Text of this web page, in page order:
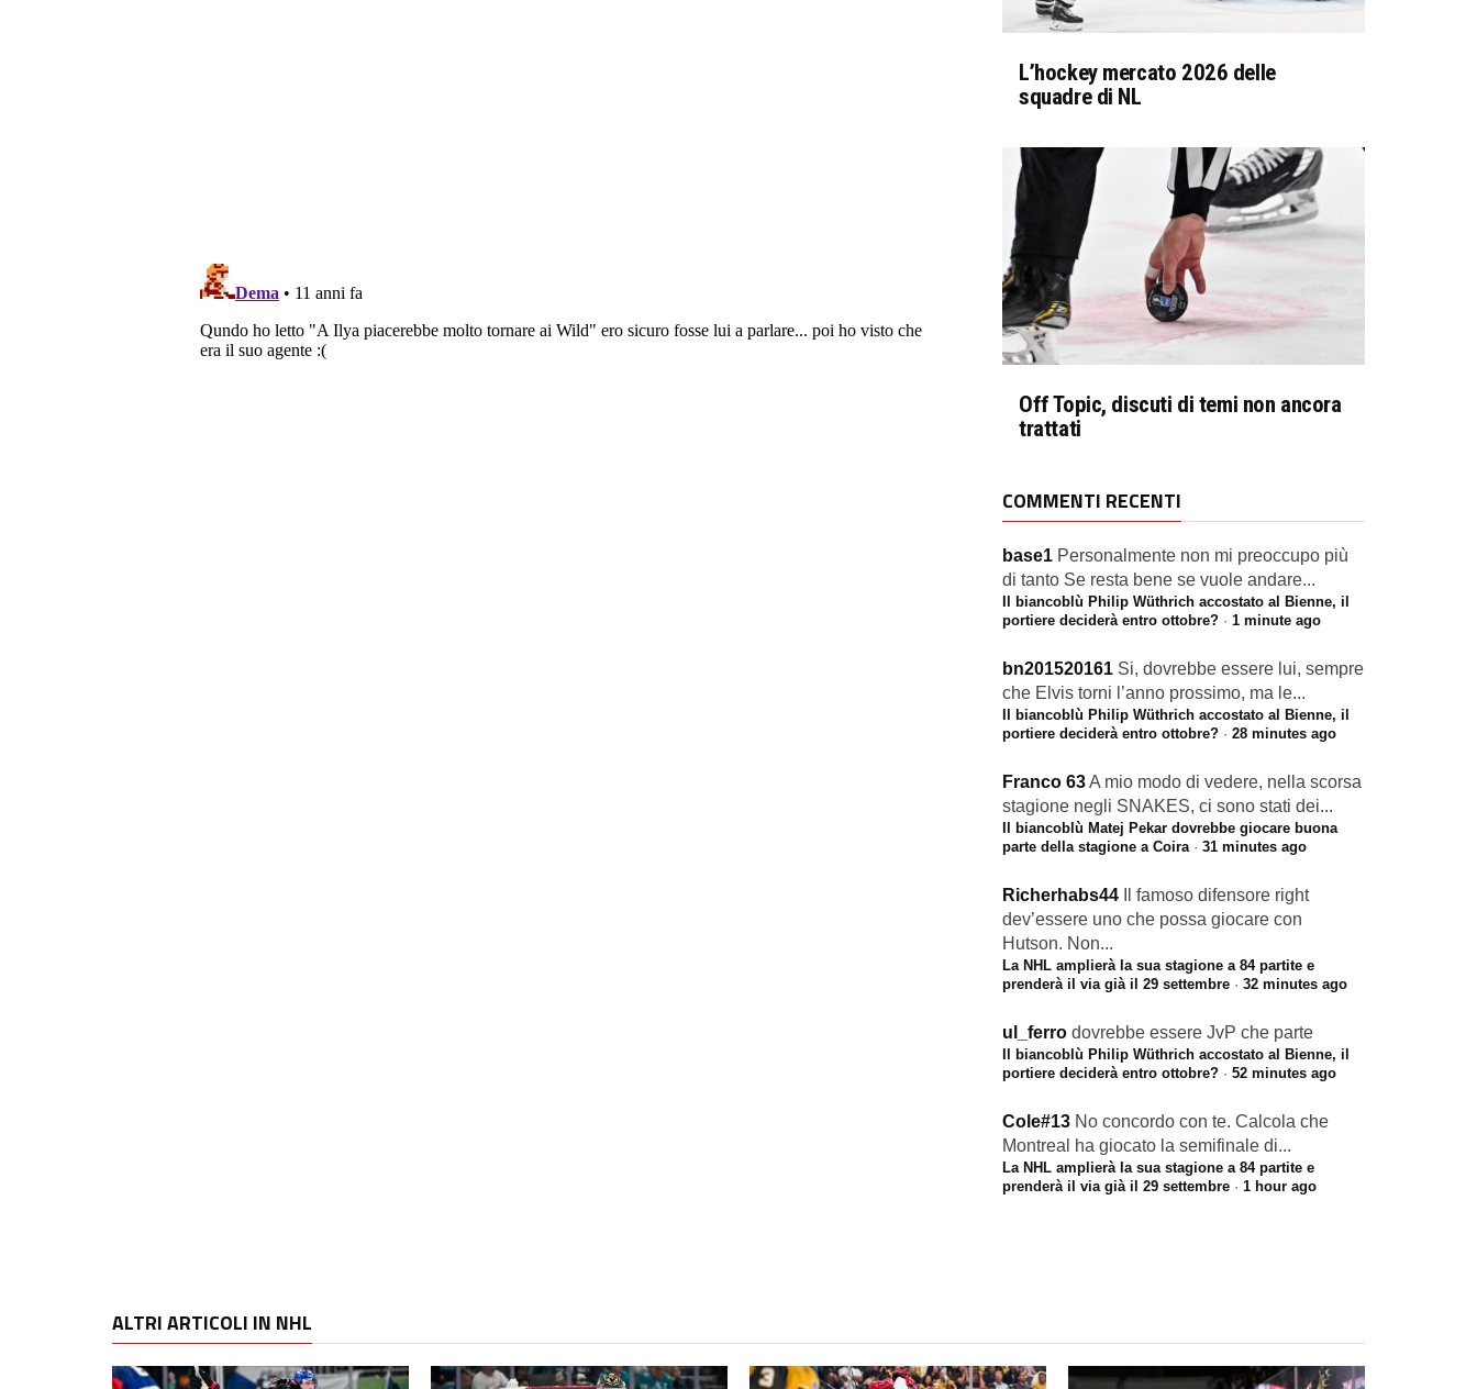
L’hockey mercato 2026 delle
squadre di NL
Off Topic, discuti di temi non ancora
trattati
COMMENTI RECENTI
base1 Personalmente non mi preoccupo più
di tanto Se resta bene se vuole andare...
Il biancoblù Philip Wüthrich accostato al Bienne, il
portiere deciderà entro ottobre? · 1 minute ago
bn201520161 Si, dovrebbe essere lui, sempre
che Elvis torni l’anno prossimo, ma le...
Il biancoblù Philip Wüthrich accostato al Bienne, il
portiere deciderà entro ottobre? · 28 minutes ago
Franco 63A mio modo di vedere, nella scorsa
stagione negli SNAKES, ci sono stati dei...
Il biancoblù Matej Pekar dovrebbe giocare buona
parte della stagione a Coira· 31 minutes ago
Richerhabs44
Il famoso difensore right
dev’essere uno che possa giocare con
Hutson. Non...
La NHL amplierà la sua stagione a 84 partite e
prenderà il via già il 29 settembre · 32 minutes ago
ul_ferro dovrebbe essere JvP che parte
Il biancoblù Philip Wüthrich accostato al Bienne, il
portiere deciderà entro ottobre? · 52 minutes ago
Cole#13 No concordo con te. Calcola che
Montreal ha giocato la semifinale di...
La NHL amplierà la sua stagione a 84 partite e
prenderà il via già il 29 settembre · 1 hour ago
ALTRI ARTICOLI IN NHL